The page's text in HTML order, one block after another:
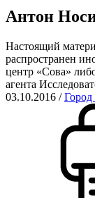
Антон
Настоящий
распространен
центр «Сова»
агента
03.10.2016 /